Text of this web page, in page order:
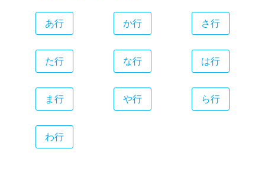
沖縄県
あ行 か行 さ行
た行 な行 は行
ま行 や行 ら行
わ行